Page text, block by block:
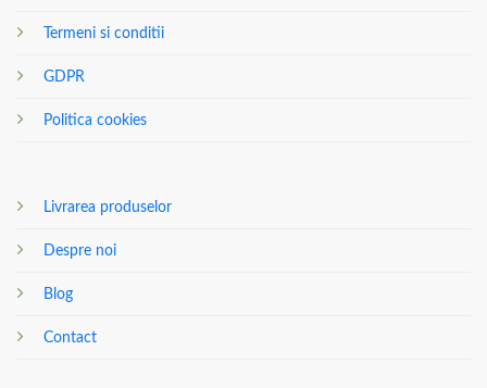
Termeni si conditii
GDPR
Politica cookies
Livrarea produselor
Despre noi
Blog
Contact